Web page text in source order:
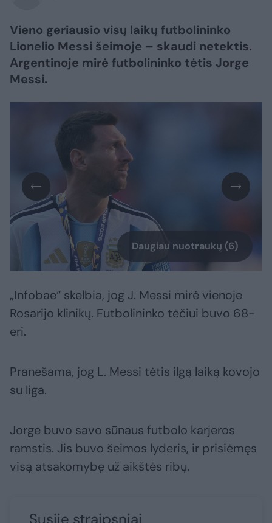
Vieno geriausio visų laikų futbolininko
Lionelio Messi šeimoje – skaudi netektis.
Argentinoje mirė futbolininko tėtis Jorge
Messi.
Daugiau nuotraukų (6)
„Infobae“ skelbia, jog J. Messi mirė vienoje
Rosarijo klinikų. Futbolininko tėčiui buvo 68-
eri.
Pranešama, jog L. Messi tėtis ilgą laiką kovojo
su liga.
Jorge buvo savo sūnaus futbolo karjeros
ramstis. Jis buvo šeimos lyderis, ir prisiėmęs
visą atsakomybę už aikštės ribų.
Susiję straipsniai